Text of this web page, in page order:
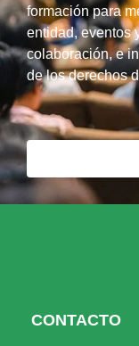
formación para
entidad, eventos
colaboración, e
de los derechos
CONTACTO